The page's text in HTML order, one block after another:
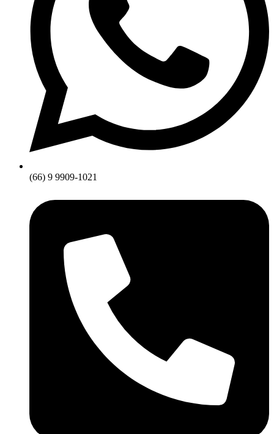
(66) 9 9909-1021